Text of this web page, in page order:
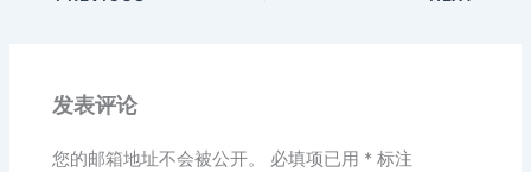
发表评论
您的邮箱地址不会被公开。 必填项已用 * 标注